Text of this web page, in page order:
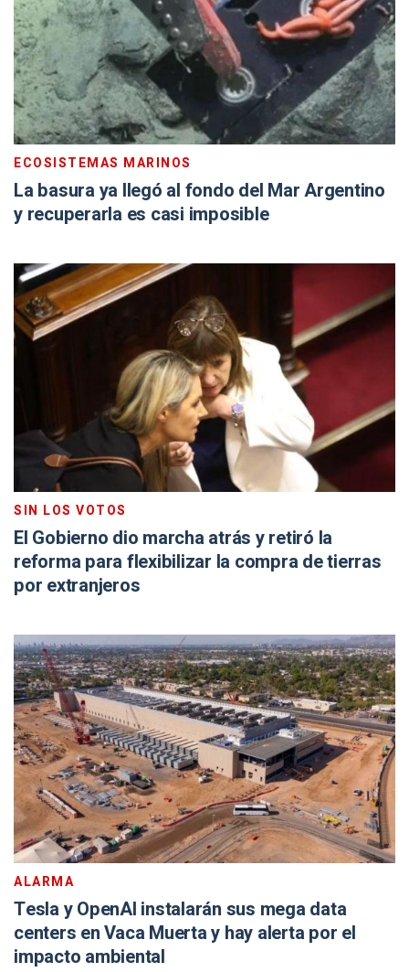
ECOSISTEMAS MARINOS
La basura ya llegó al fondo del Mar Argentino
y recuperarla es casi imposible
SIN LOS VOTOS
El Gobierno dio marcha atrás y retiró la
reforma para flexibilizar la compra de tierras
por extranjeros
ALARMA
Tesla y OpenAI instalarán sus mega data
centers en Vaca Muerta y hay alerta por el
impacto ambiental